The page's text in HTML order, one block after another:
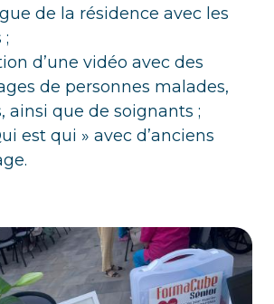
de la résidence avec les
;
d’une vidéo avec des
de personnes malades,
ainsi que de soignants ;
est qui » avec d’anciens